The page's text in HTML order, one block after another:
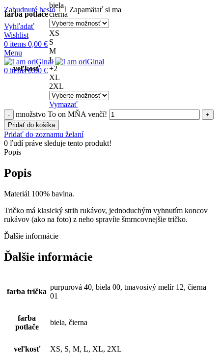
Zabudnuté heslo
Zapamätať si ma
Vyhľadať
Wishlist
0 items 0,00 €
Menu
0 items 0,00 €
farba potlače
biela
čierna
veľkosť
XS
S
M
L
+2
XL
2XL
Vymazať
množstvo To on MŇA venčí!
Pridať do košíka
Pridať do zoznamu želaní
0 ľudí práve sleduje tento produkt!
Popis
Popis
Materiál 100% bavlna.
Tričko má klasický strih rukávov, jednoduchým vyhnutím koncov
rukávov (ako na foto) z neho spravíte šmrncovnejšie tričko.
Ďalšie informácie
Ďalšie informácie
farba trička
purpurová 40, biela 00, tmavosivý melír 12, čierna
01
farba
potlače
biela, čierna
veľkosť XS, S, M, L, XL, 2XL